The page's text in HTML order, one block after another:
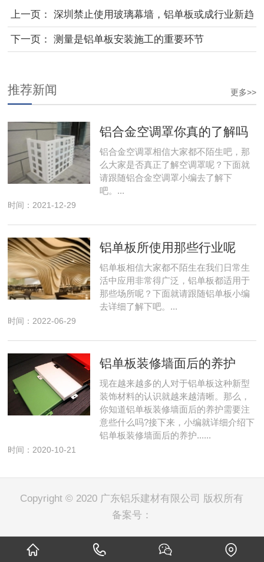
上一页： 深圳禁止使用玻璃幕墙，铝单板或成行业新趋
势
下一页： 测量是铝单板安装施工的重要环节
更多>>
推荐新闻
铝合金空调罩你真的了解吗
铝合金空调罩相信大家都不陌生吧，那
么大家是否真正了解空调罩呢？下面就
请跟随铝合金空调罩小编去了解下
吧。...
时间：2021-12-29
铝单板所使用那些行业呢
铝单板相信大家都不陌生在我们日常生
活中应用非常得广泛，铝单板都适用于
那些场所呢？下面就请跟随铝单板小编
去详细了解下吧。...
时间：2022-06-29
铝单板装修墙面后的养护
现在越来越多的人对于铝单板这种新型
装饰材料的认识就越来越清晰。那么，
你知道铝单板装修墙面后的养护需要注
意些什么吗?接下来，小编就详细介绍下
铝单板装修墙面后的养护......
时间：2020-10-21
Copyright © 2020 广东铝乐建材有限公司 版权所有
备案号：